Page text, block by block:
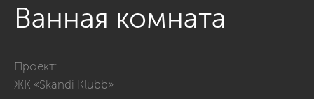
Ванная комната
Проект:
ЖК «Skandi Klubb»